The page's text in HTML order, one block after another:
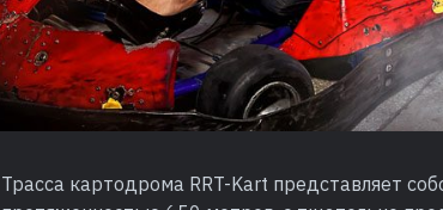
Трасса картодрома RRT-Kart представляет